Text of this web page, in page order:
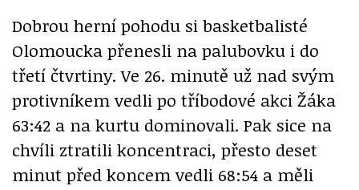
Dobrou herní pohodu si basketbalisté
Olomoucka přenesli na palubovku i do
třetí čtvrtiny. Ve 26. minutě už nad svým
protivníkem vedli po tříbodové akci Žáka
63:42 a na kurtu dominovali. Pak sice na
chvíli ztratili koncentraci, přesto deset
minut před koncem vedli 68:54 a měli